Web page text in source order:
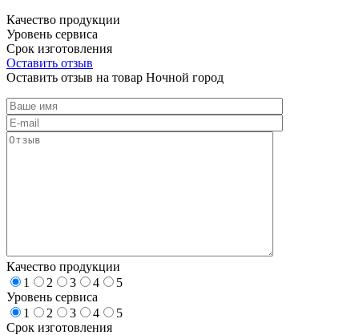
Качество продукции
Уровень сервиса
Срок изготовления
Оставить отзыв
Оставить отзыв на товар Ночной город
Качество продукции
1
2 3 4
5
Уровень сервиса
1
2 3 4
5
Срок изготовления